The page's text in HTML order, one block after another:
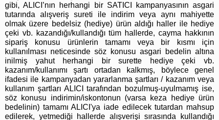
gibi, ALICI’nın herhangi bir SATICI kampanyasının asgari
tutarında alışveriş sureti ile indirim veya aynı mahiyette
olmak üzere bedelsiz (hediye) ürün aldığı haller ile hediye
çeki vb. kazandığı/kullandığı tüm hallerde, cayma hakkının
sipariş konusu ürünlerin tamamı veya bir kısmı için
kullanılması neticesinde söz konusu asgari bedelin altına
inilmiş yahut herhangi bir surette hediye çeki vb.
kazanım/kullanımı şartı ortadan kalkmış, böylece genel
ifadesi ile kampanyadan yararlanma şartları / kazanım veya
kullanım şartları ALICI tarafından bozulmuş-uyulmamış ise,
söz konusu indirimin/iskontonun (varsa keza hediye ürün
bedelinin) tamamı ALICI'ya iade edilecek tutardan mahsup
edilerek, yetmediği hallerde alışverişi sırasında kullandığı